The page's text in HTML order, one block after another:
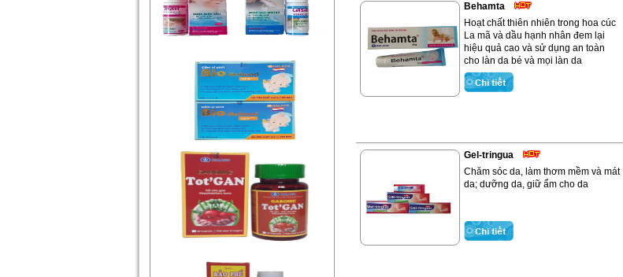
Behamta
Hoạt chất thiên nhiên trong hoa cúc
La mã và dầu hạnh nhân đem lại
hiệu quả cao và sử dụng an toàn
cho làn da bé và mọi làn da
Gel-tringua
Chăm sóc da, làm thơm mềm và mát
da; dưỡng da, giữ ẩm cho da